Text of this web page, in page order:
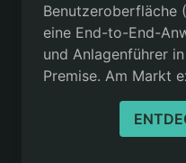
Benutzeroberfläche
eine End-to-End-
und Anlagenführer
Premise. Am Markt